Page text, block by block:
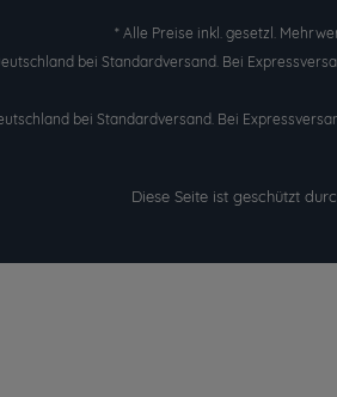
* Alle Preise inkl. gesetzl.
bei Standardversand. Bei
bei Standardversand. Bei
Diese Seite ist geschützt